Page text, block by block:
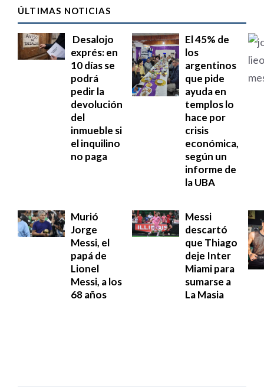
ÚLTIMAS NOTICIAS
Desalojo
exprés: en
10 días se
podrá
pedir la
devolución
del
inmueble si
el inquilino
no paga
El 45% de
los
argentinos
que pide
ayuda en
templos lo
hace por
crisis
económica,
según un
informe de
la UBA
Murió
Jorge
Messi, el
papá de
Lionel
Messi, a los
68 años
Messi
descartó
que Thiago
deje Inter
Miami para
sumarse a
La Masia